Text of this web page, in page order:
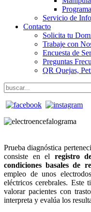
Servicio de
Contacto
Solicita tu
Trabaje con
Encuesta de
Preguntas
QR Quejas,
Prueba diagnóstica
consiste en el registro
condiciones basales de
empleo de unos
eléctricos cerebrales. Este
valorar pacientes con
interpreta y evalúa los